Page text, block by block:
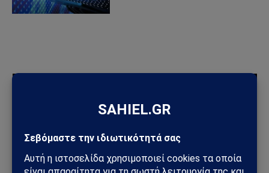
Ηλεκτρική διασύνδεση Ελλάδας–Κύπρου: Η Meridiam παίρνει
γεωπολιτικό παιχνίδι
Σαουδική Αραβία – Υεμένη: Το Ριάντ προετοιμάζει μεγάλη